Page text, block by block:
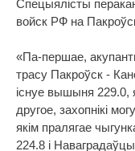
Спецыялісты
войск РФ на
«Па-першае,
трасу Пакроўск -
існуе вышыня 229.0,
другое, захопнікі
якім пралягае
224.8 і